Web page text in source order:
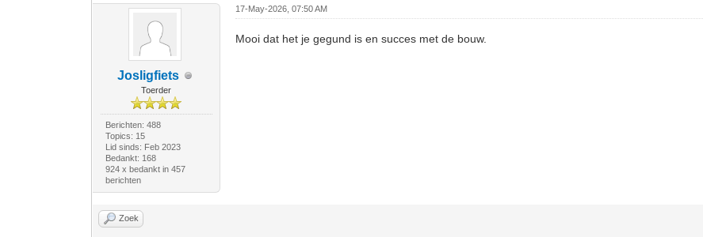
Josligfiets
Toerder
Berichten: 488
Topics: 15
Lid sinds: Feb 2023
Bedankt: 168
924 x bedankt in 457
berichten
17-May-2026, 07:50 AM
Mooi dat het je gegund is en succes met de bouw.
Zoek